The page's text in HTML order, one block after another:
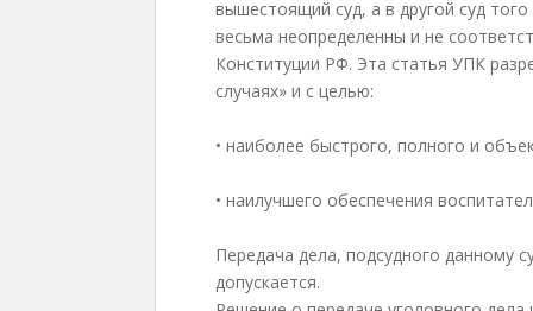
вышестоящий суд, а в другой суд
весьма неопределенны и не
Конституции РФ. Эта статья УПК
случаях» и с целью:
• наиболее быстрого, полного и
• наилучшего обеспечения
Передача дела, подсудного данному
допускается.